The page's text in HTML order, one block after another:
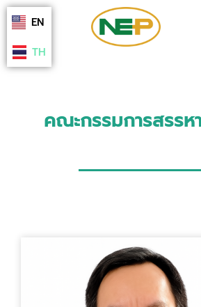
Skip
content
EN
TH
คณะกรรมการสรรห